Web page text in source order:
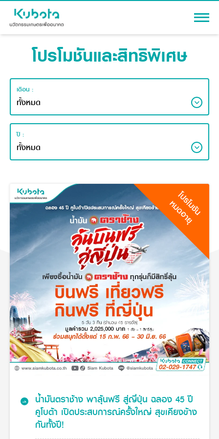
สินค้า
เครื่องจักรกลการเกษตร
แทรกเตอร์
อุปกรณ์ต่อพ่วงแทรกเตอร์
รถเกี่ยวนวดข้าว
ชุดอุปกรณ์เสริมรถดำนา
เครื่องยนต์ดีเซล
รถไถ
สินค้าอื่น ๆ
เครื่องจักรกลก่อสร้าง
รถขุดขนาดเล็ก
อุปกรณ์ต่อพ่วงรถขุด
รถตักล้อยาง
สินค้านวัตกรรมการเกษตร
โดรนการเกษตร
โปรโมชัน
สาระความรู้
เครื่องจักรกลการเกษตร
เครื่องจักรกลการเกษตร
ศูนย์จำหน่ายกล้าแผ่นฯ
ศูนย์จำหน่ายกล้าแผ่นคูโบต้า
สิ่งที่ผู้ลงทุนจะได้รับ
การลงทุนรายได้และจุดคุ้มทุน
วัสดุอุปกรณ์
ขั้นตอนการเข้าร่วมโครงการ
ติดต่อซื้อกล้าแผ่น
ข้อมูลองค์กร
รู้จักสยามคูโบต้า
ประวัติบริษัท
วิสัยทัศน์และนโยบาย
4 หัวใจหลักของธุรกิจ
มาตรฐานสู่ความเป็นผู้นำในเอเชีย
ธุรกิจต่างประเทศ
ที่มา
สินค้าที่ส่งออก
สำนักงานต่างประเทศ
ศูนย์บริการในต่างประเทศ
ประเทศคู่ค้า
สมัครงาน
สมัครงานคูโบต้า
ตำแหน่งงานว่าง
นักศึกษาฝึกงาน
สวัสดิการพนักงาน
ข่าวสาร
ข่าวสาร
ข่าวและกิจกรรมที่แนะนำ
ข่าวสารองค์กร
ข่าวกิจกรรมเพื่อสังคม
โฆษณาคูโบต้า
ข่าวกิจกรรมเพื่อสังคม
โครงการตามแนวพระราชดำริ
การพัฒนาชุมชน และสังคม
การศึกษา และเยาวชน
คูโบต้าร่วมมือเกษตรร่วมใจ
โครงการเกษตรแปลงใหญ่
เอกสารดาวน์โหลด
ออนไลน์ โชว์รูม
บริการหลังการขาย
เช่าซื้อ
คูโบต้า สโตร์
KAS เกษตรครบวงจร
คูโบต้าแฟมิลี่
โปรโมชันและสิทธิพิเศษ
เดือน :
ปี :
โปรโมชัน
หมดอายุ
น้ำมันตราช้าง พาลุ้นฟรี สู่ญี่ปุ่น ฉลอง 45 ปี
คูโบต้า เปิดประสบการณ์ครั้งใหญ่ สุขเคียงข้าง
กันทั้งปี!